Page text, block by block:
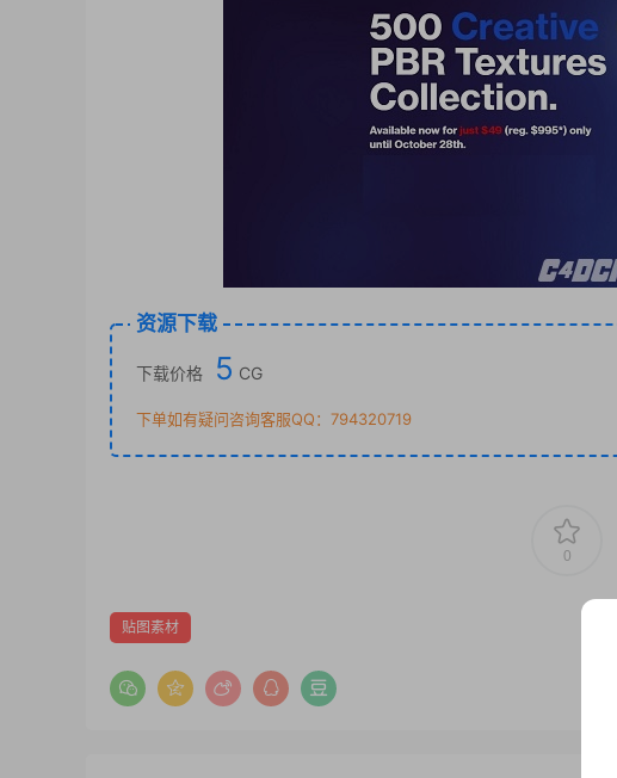
资源下载
下载价格 5 CG
下单如有疑问咨询客服QQ：794320719
0
贴图素材